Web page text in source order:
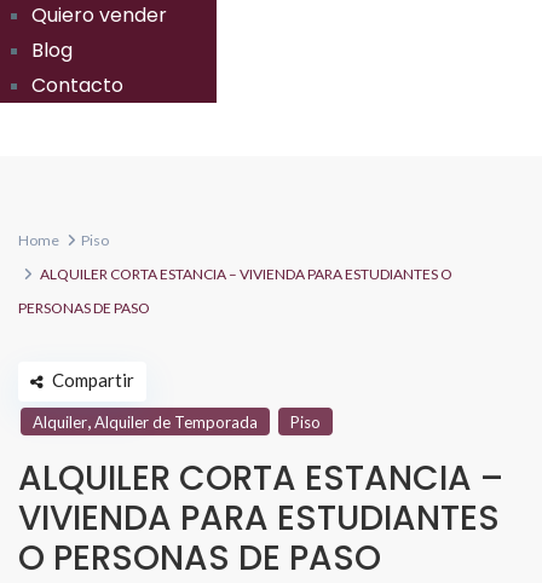
Quiero vender
Blog
Contacto
Home
Piso
ALQUILER CORTA ESTANCIA – VIVIENDA PARA ESTUDIANTES O
PERSONAS DE PASO
Alquiler,Alquiler de Temporada Piso
ALQUILER CORTA ESTANCIA –
VIVIENDA PARA ESTUDIANTES
O PERSONAS DE PASO
Compartir